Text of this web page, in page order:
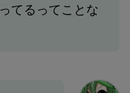
てるってことな